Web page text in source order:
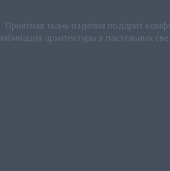
ткань изделия подарит
архитектуры в пастельных